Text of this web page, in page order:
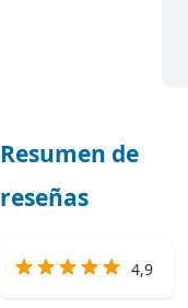
Resumen de
reseñas
4,9